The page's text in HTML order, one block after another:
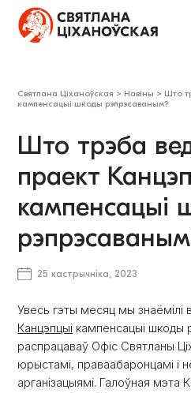
Святлана Ціханоўская > Навіны > Што
кампенсацыі шкоды рэпрэсаваным?
Што трэба
праект
кампенсацыі
25 кастрычніка, 2023
Увесь гэты месяц мы знаёмілі
Канцэпцыі кампенсацыі шкоды
распрацаваў Офіс Святланы
юрыстамі, праваабаронцамі і
арганізацыямі. Галоўная мэта